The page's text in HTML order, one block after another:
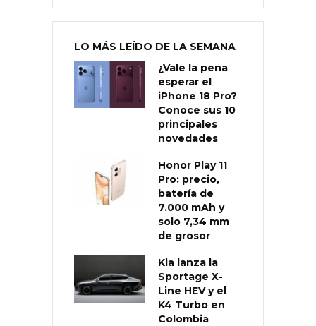
LO MÁS LEÍDO DE LA SEMANA
¿Vale la pena
esperar el
iPhone 18 Pro?
Conoce sus 10
principales
novedades
Honor Play 11
Pro: precio,
batería de
7.000 mAh y
solo 7,34 mm
de grosor
Kia lanza la
Sportage X-
Line HEV y el
K4 Turbo en
Colombia